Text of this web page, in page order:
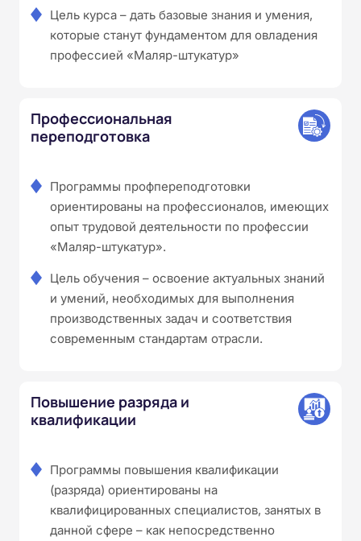
Цель курса – дать базовые знания и умения,
которые станут фундаментом для овладения
профессией «Маляр-штукатур»
Профессиональная
переподготовка
Программы профпереподготовки
ориентированы на профессионалов, имеющих
опыт трудовой деятельности по профессии
«Маляр-штукатур».
Цель обучения – освоение актуальных знаний
и умений, необходимых для выполнения
производственных задач и соответствия
современным стандартам отрасли.
Повышение разряда и
квалификации
Программы повышения квалификации
(разряда) ориентированы на
квалифицированных специалистов, занятых в
данной сфере – как непосредственно